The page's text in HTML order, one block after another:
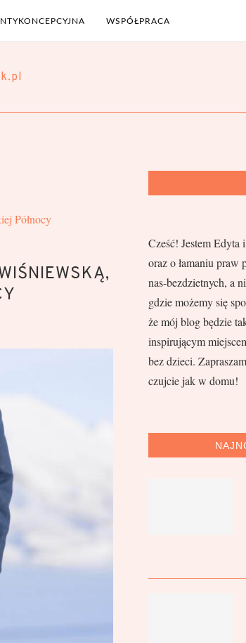
WSPÓŁPRACA
Cześć! Jestem
oraz o łamaniu praw
nas-bezdzietnych, a
gdzie możemy się
że mój blog będzie
inspirującym
bez dzieci.
czujcie jak w domu!